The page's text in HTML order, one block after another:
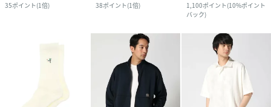
35ポイント(1倍)
38ポイント(1倍)
1,100ポイント(10%ポイント
バック)